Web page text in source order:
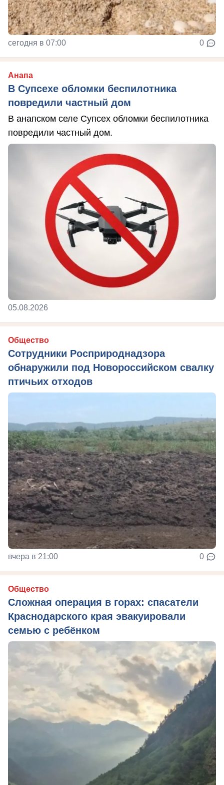
сегодня в 07:00 0
Анапа
В Супсехе обломки беспилотника
повредили частный дом
В анапском селе Супсех обломки беспилотника
повредили частный дом.
05.08.2026
Общество
Сотрудники Росприроднадзора
обнаружили под Новороссийском свалку
птичьих отходов
вчера в 21:00 0
Общество
Сложная операция в горах: спасатели
Краснодарского края эвакуировали
семью с ребёнком